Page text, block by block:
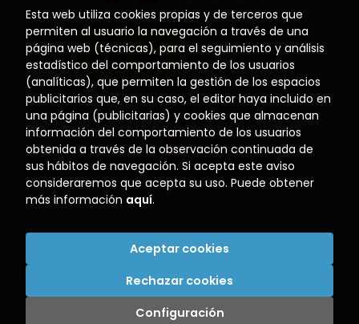
2026 © Librería El Puerto
. Todos los Derechos Reservados
Esta web utiliza cookies propias y de terceros que
permiten al usuario la navegación a través de una
página web (técnicas), para el seguimiento y análisis
estadístico del comportamiento de los usuarios
(analíticas), que permiten la gestión de los espacios
publicitarios que, en su caso, el editor haya incluido en
una página (publicitarias) y cookies que almacenan
información del comportamiento de los usuarios
obtenida a través de la observación continuada de
sus hábitos de navegación. Si acepta este aviso
consideraremos que acepta su uso. Puede obtener
más información aquí.
Configuración
Rechazar cookies
Aceptar cookies